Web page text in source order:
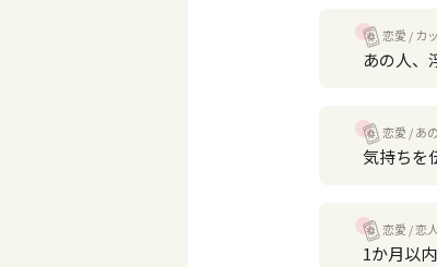
恋愛 カ
あの人、
恋愛 あ
気持ちを
恋愛 恋
1か月以